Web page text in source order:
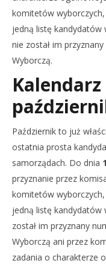
komitetów
jedną listę
nie został im
Wyborczą.
Październik to już
ostatnia prosta
samorządach. Do dnia
przyznanie przez
komitetów
jedną listę kandydatów
został im przyznany
Wyborczą ani przez
zadania o charakterze